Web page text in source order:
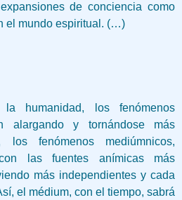
de conciencia como
el mundo espiritual. (…)
humanidad, los fenómenos
alargando y tornándose más
los fenómenos mediúmnicos,
las fuentes anímicas más
más independientes y cada
el médium, con el tiempo, sabrá